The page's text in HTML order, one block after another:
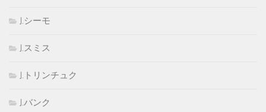
J.シーモ
J.スミス
J.トリンチュク
J.バンク